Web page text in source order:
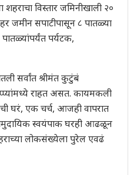
शहराचा विस्तार जमिनीखाली २०
जमीन सपाटीपासून ८ पातळ्या
पर्यटक,
सर्वांत श्रीमंत कुटुंबं
राहत असत. कायमकली
घरं, एक चर्च, आजही वापरात
स्वयंपाक घरही आढळून
लोकसंख्येला पुरेल एवढं